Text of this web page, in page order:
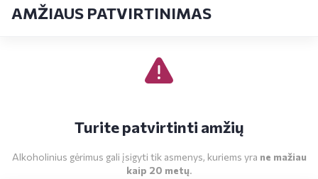
AMŽIAUS PATVIRTINIMAS
Turite patvirtinti amžių
Alkoholinius gėrimus gali įsigyti tik asmenys, kuriems yra ne mažiau
kaip 20 metų.